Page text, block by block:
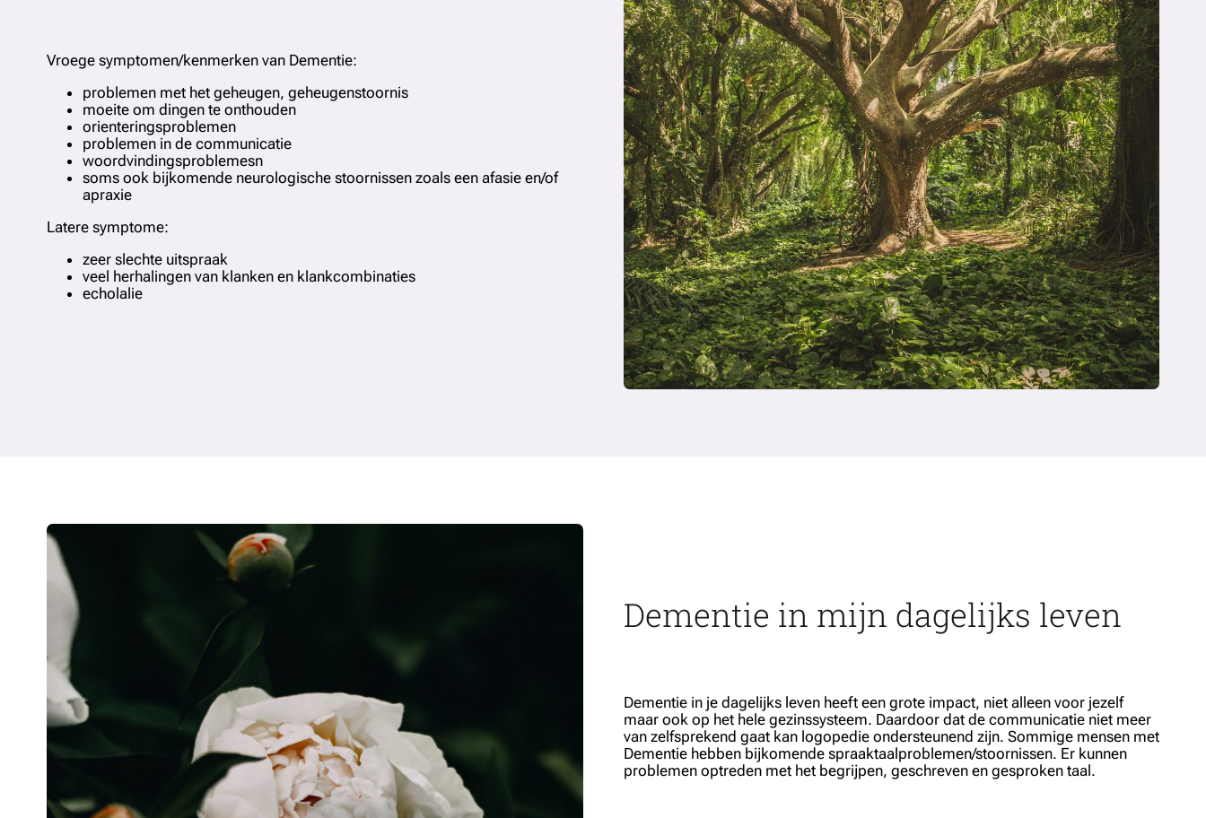
Vroege symptomen/kenmerken van Dementie:
problemen met het geheugen, geheugenstoornis
moeite om dingen te onthouden
orienteringsproblemen
problemen in de communicatie
woordvindingsproblemesn
soms ook bijkomende neurologische stoornissen zoals een afasie en/of
apraxie
Latere symptome:
zeer slechte uitspraak
veel herhalingen van klanken en klankcombinaties
echolalie
Dementie in mijn dagelijks leven
Dementie in je dagelijks leven heeft een grote impact, niet alleen voor jezelf
maar ook op het hele gezinssysteem. Daardoor dat de communicatie niet meer
van zelfsprekend gaat kan logopedie ondersteunend zijn. Sommige mensen met
Dementie hebben bijkomende spraaktaalproblemen/stoornissen. Er kunnen
problemen optreden met het begrijpen, geschreven en gesproken taal.